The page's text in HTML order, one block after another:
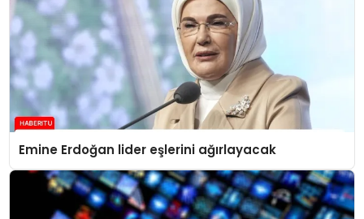
Emine Erdoğan lider eşlerini ağırlayacak